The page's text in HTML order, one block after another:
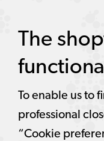
The
To enable us to
professional
“Cookie